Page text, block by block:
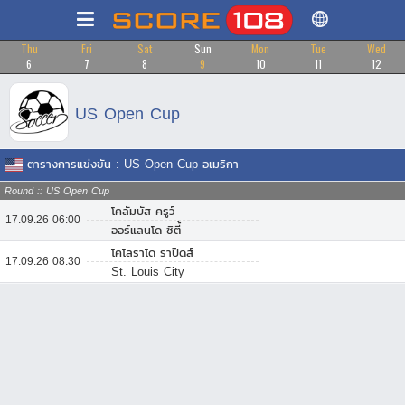
Thu
6
Fri
7
Sat
8
Sun
9
Mon
10
Tue
11
Wed
12
US Open Cup
ตารางการแข่งขัน : US Open Cup อเมริกา
Round :: US Open Cup
17.09.26 06:00
โคลัมบัส ครูว์
ออร์แลนโด ซิตี้
17.09.26 08:30
โคโลราโด ราปิดส์
St. Louis City